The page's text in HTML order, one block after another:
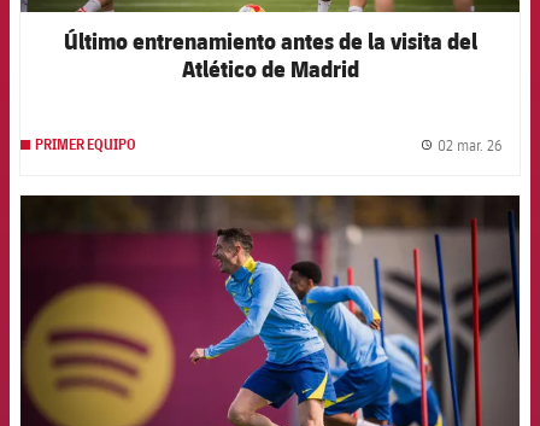
Último entrenamiento antes de la visita del
Atlético de Madrid
PRIMER EQUIPO 02 mar. 26
FCB Barcelona badge